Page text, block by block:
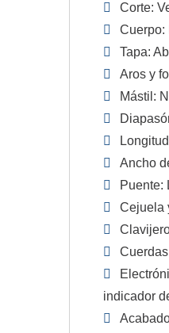
Corte:
Cuerpo:
Tapa:
Aros y
Mástil:
Ancho
Puente:
Cejuela
indicador